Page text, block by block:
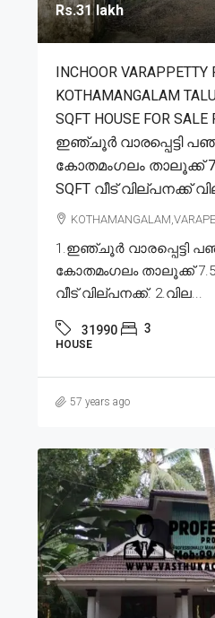
Rs.31 lakh
INCHOOR VARAPPETTY
KOTHAMANGALAM
SQFT HOUSE FOR
ഇഞ്ചൂർ വാരപ്പെട്ടി
കോതമംഗലം താലൂക്ക്
SQFT വീട് വില്പനക്ക്
1.ഇഞ്ചൂർ വാരപ്പെട്ടി
കോതമംഗലം താലൂക്ക് 7.5
വീട് വില്പനക്ക്. 2.വില...
31990 3
HOUSE
57 years ago